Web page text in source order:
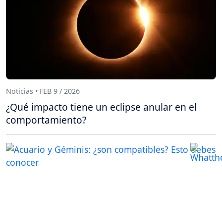
Noticias • FEB 9 / 2026
¿Qué impacto tiene un eclipse anular en el
comportamiento?